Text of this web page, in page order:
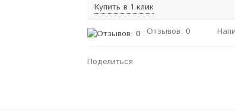
Купить в 1 клик
Отзывов: 0
Поделиться